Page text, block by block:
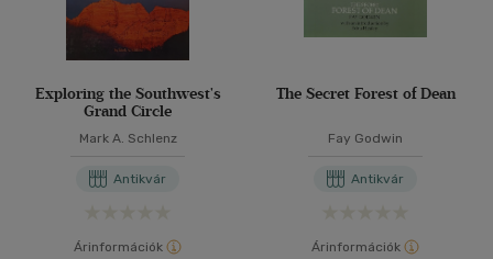
Exploring the Southwest's
Grand Circle
Mark A. Schlenz
Antikvár
Árinformációk
The Secret Forest of Dean
Fay Godwin
Antikvár
Árinformációk